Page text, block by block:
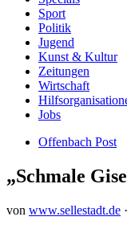
Sport
Politik
Jugend
Kunst & Kultur
Zeitungen
Wirtschaft
Jobs
Offenbach Post
„Schmale
von www.sellestadt.de ·